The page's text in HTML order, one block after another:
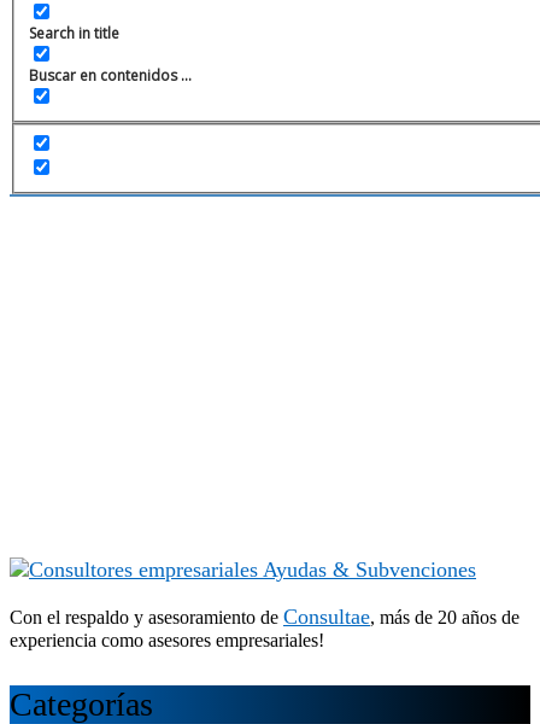
Search in title
Buscar en contenidos ...
Con el respaldo y asesoramiento de Consultae, más de 20 años de
experiencia como asesores empresariales!
Categorías